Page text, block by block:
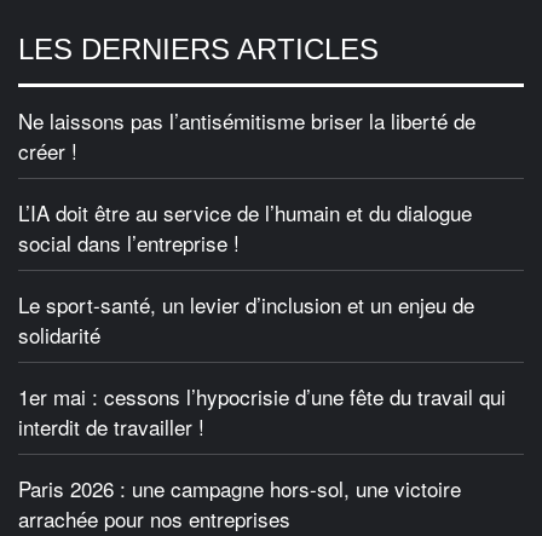
LES DERNIERS ARTICLES
Ne laissons pas l’antisémitisme briser la liberté de
créer !
L’IA doit être au service de l’humain et du dialogue
social dans l’entreprise !
Le sport-santé, un levier d’inclusion et un enjeu de
solidarité
1er mai : cessons l’hypocrisie d’une fête du travail qui
interdit de travailler !
Paris 2026 : une campagne hors-sol, une victoire
arrachée pour nos entreprises